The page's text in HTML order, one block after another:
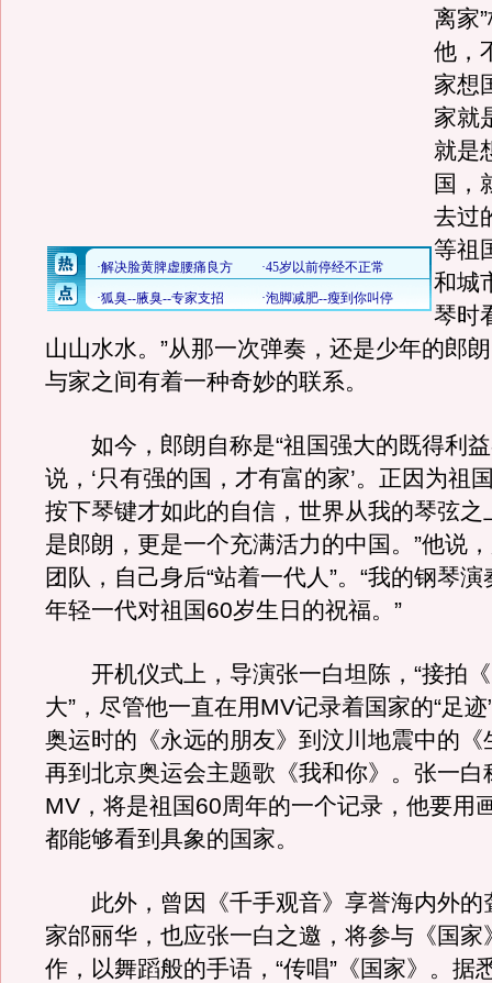
离家
他，
家想
家就
就是
国，
去过
等祖
和城
琴时
山山水水。”从那一次弹奏，还是少年的郎
与家之间有着一种奇妙的联系。
如今，郎朗自称是“祖国强大的既得利益
说，‘只有强的国，才有富的家’。正因为祖
按下琴键才如此的自信，世界从我的琴弦之
是郎朗，更是一个充满活力的中国。”他说
团队，自己身后“站着一代人”。“我的钢琴
年轻一代对祖国60岁生日的祝福。”
开机仪式上，导演张一白坦陈，“接拍《
大”，尽管他一直在用MV记录着国家的“足
奥运时的《永远的朋友》到汶川地震中的《
再到北京奥运会主题歌《我和你》。张一白
MV，将是祖国60周年的一个记录，他要用
都能够看到具象的国家。
此外，曾因《千手观音》享誉海内外的
家邰丽华，也应张一白之邀，将参与《国家
作，以舞蹈般的手语，“传唱”《国家》。据